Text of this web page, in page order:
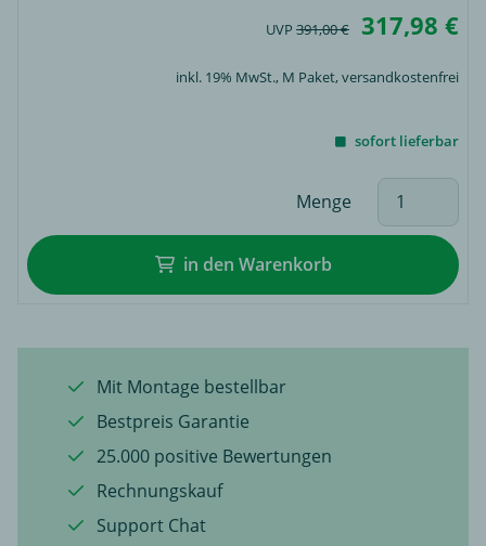
UVP 391,00 € 317,98 €
inkl. 19% MwSt., M Paket, versandkostenfrei
sofort lieferbar
Menge
in den Warenkorb
Mit Montage bestellbar
Bestpreis Garantie
25.000 positive Bewertungen
Rechnungskauf
Support Chat